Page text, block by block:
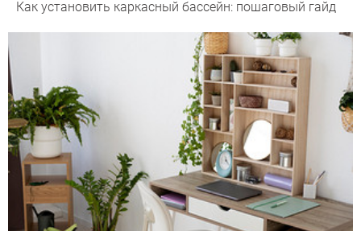
Как установить каркасный бассейн: пошаговый гайд